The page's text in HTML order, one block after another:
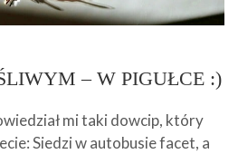
– W PIGUŁCE :)
mi taki dowcip, który
Siedzi w autobusie facet, a